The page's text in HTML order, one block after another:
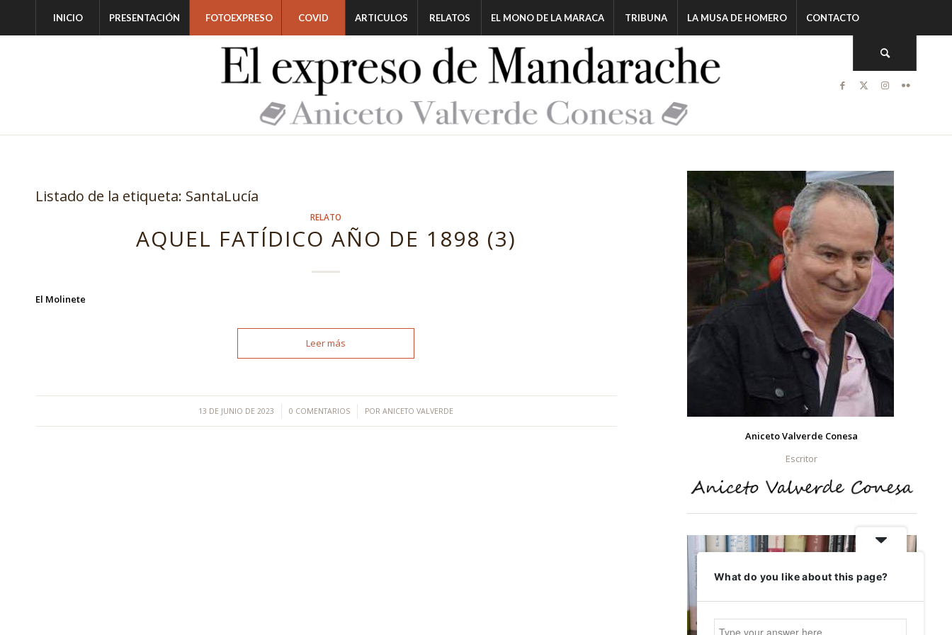
INICIO PRESENTACIÓN FOTOEXPRESO COVID ARTICULOS RELATOS EL MONO DE LA MARACA TRIBUNA LA MUSA DE HOMERO CONTACTO
Listado de la etiqueta: SantaLucía
RELATO
AQUEL FATÍDICO AÑO DE 1898 (3)
El Molinete
Leer más
13 DE JUNIO DE 2023
/ 0 COMENTARIOS
/ PORANICETO VALVERDE
Aniceto Valverde Conesa
Escritor
What do you like about this page?